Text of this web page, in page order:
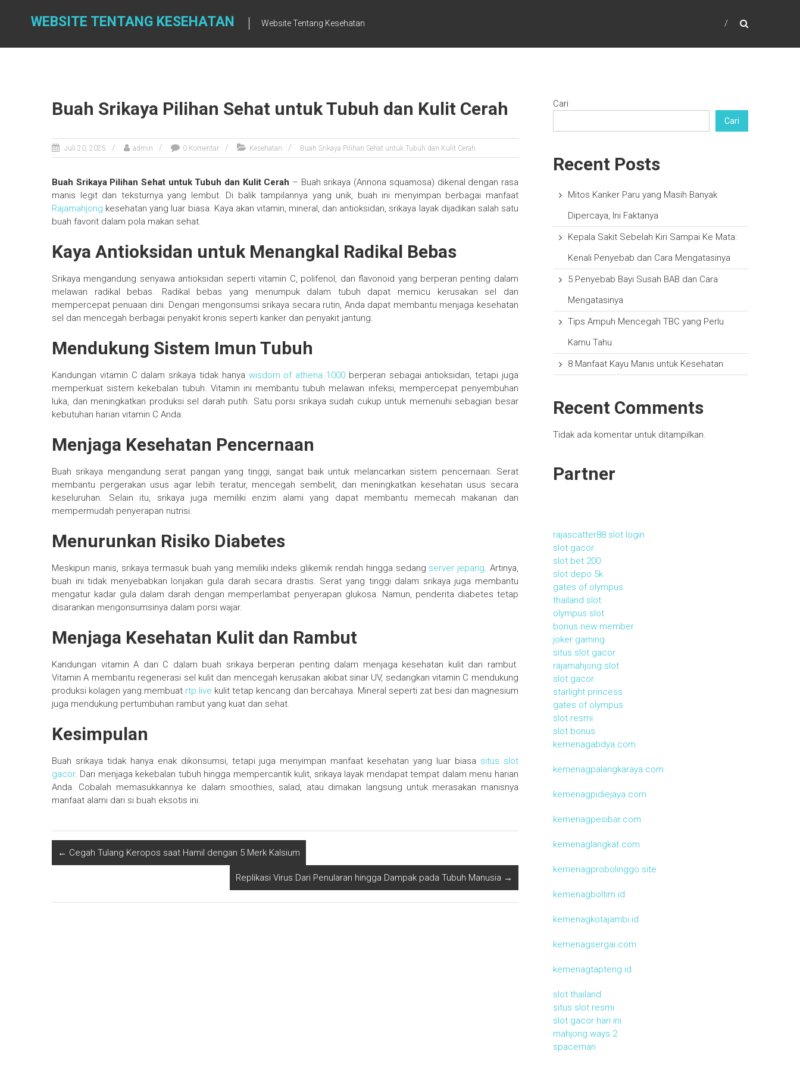
WEBSITE TENTANG KESEHATAN Website Tentang Kesehatan
Buah Srikaya Pilihan Sehat untuk Tubuh dan Kulit Cerah
Juli 20, 2025 admin 0 Komentar Kesehatan Buah Srikaya Pilihan Sehat untuk Tubuh dan Kulit Cerah
Buah Srikaya Pilihan Sehat untuk Tubuh dan Kulit Cerah – Buah srikaya (Annona squamosa) dikenal dengan rasa
manis legit dan teksturnya yang lembut. Di balik tampilannya yang unik, buah ini menyimpan berbagai manfaat
Rajamahjong kesehatan yang luar biasa. Kaya akan vitamin, mineral, dan antioksidan, srikaya layak dijadikan salah satu
buah favorit dalam pola makan sehat.
Kaya Antioksidan untuk Menangkal Radikal Bebas
Srikaya mengandung senyawa antioksidan seperti vitamin C, polifenol, dan flavonoid yang berperan penting dalam
melawan radikal bebas. Radikal bebas yang menumpuk dalam tubuh dapat memicu kerusakan sel dan
mempercepat penuaan dini. Dengan mengonsumsi srikaya secara rutin, Anda dapat membantu menjaga kesehatan
sel dan mencegah berbagai penyakit kronis seperti kanker dan penyakit jantung.
Mendukung Sistem Imun Tubuh
Kandungan vitamin C dalam srikaya tidak hanya wisdom of athena 1000berperan sebagai antioksidan, tetapi juga
memperkuat sistem kekebalan tubuh. Vitamin ini membantu tubuh melawan infeksi, mempercepat penyembuhan
luka, dan meningkatkan produksi sel darah putih. Satu porsi srikaya sudah cukup untuk memenuhi sebagian besar
kebutuhan harian vitamin C Anda.
Menjaga Kesehatan Pencernaan
Buah srikaya mengandung serat pangan yang tinggi, sangat baik untuk melancarkan sistem pencernaan. Serat
membantu pergerakan usus agar lebih teratur, mencegah sembelit, dan meningkatkan kesehatan usus secara
keseluruhan. Selain itu, srikaya juga memiliki enzim alami yang dapat membantu memecah makanan dan
mempermudah penyerapan nutrisi.
Menurunkan Risiko Diabetes
Meskipun manis, srikaya termasuk buah yang memiliki indeks glikemik rendah hingga sedang server jepang. Artinya,
buah ini tidak menyebabkan lonjakan gula darah secara drastis. Serat yang tinggi dalam srikaya juga membantu
mengatur kadar gula dalam darah dengan memperlambat penyerapan glukosa. Namun, penderita diabetes tetap
disarankan mengonsumsinya dalam porsi wajar.
Menjaga Kesehatan Kulit dan Rambut
Kandungan vitamin A dan C dalam buah srikaya berperan penting dalam menjaga kesehatan kulit dan rambut.
Vitamin A membantu regenerasi sel kulit dan mencegah kerusakan akibat sinar UV, sedangkan vitamin C mendukung
produksi kolagen yang membuat rtp live kulit tetap kencang dan bercahaya. Mineral seperti zat besi dan magnesium
juga mendukung pertumbuhan rambut yang kuat dan sehat.
Kesimpulan
Buah srikaya tidak hanya enak dikonsumsi, tetapi juga menyimpan manfaat kesehatan yang luar biasa situs slot
gacor. Dari menjaga kekebalan tubuh hingga mempercantik kulit, srikaya layak mendapat tempat dalam menu harian
Anda. Cobalah memasukkannya ke dalam smoothies, salad, atau dimakan langsung untuk merasakan manisnya
manfaat alami dari si buah eksotis ini.
← Cegah Tulang Keropos saat Hamil dengan 5 Merk Kalsium
Replikasi Virus Dari Penularan hingga Dampak pada Tubuh Manusia →
Cari
Cari
Recent Posts
Mitos Kanker Paru yang Masih Banyak
Dipercaya, Ini Faktanya
Kepala Sakit Sebelah Kiri Sampai Ke Mata:
Kenali Penyebab dan Cara Mengatasinya
5 Penyebab Bayi Susah BAB dan Cara
Mengatasinya
Tips Ampuh Mencegah TBC yang Perlu
Kamu Tahu
8 Manfaat Kayu Manis untuk Kesehatan
Recent Comments
Tidak ada komentar untuk ditampilkan.
Partner
rajascatter88 slot login
slot gacor
slot bet 200
slot depo 5k
gates of olympus
thailand slot
olympus slot
bonus new member
joker gaming
situs slot gacor
rajamahjong slot
slot gacor
starlight princess
gates of olympus
slot resmi
slot bonus
kemenagabdya.com
kemenagpalangkaraya.com
kemenagpidiejaya.com
kemenagpesibar.com
kemenaglangkat.com
kemenagprobolinggo.site
kemenagboltim.id
kemenagkotajambi.id
kemenagsergai.com
kemenagtapteng.id
slot thailand
situs slot resmi
slot gacor hari ini
mahjong ways 2
spaceman